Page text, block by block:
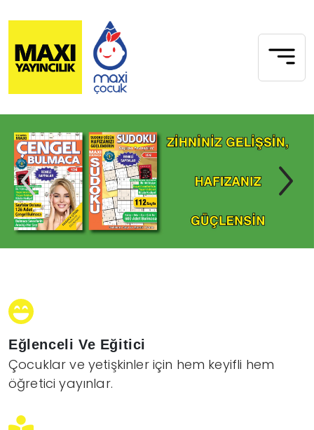
Eğlenceli Ve Eğitici
Çocuklar ve yetişkinler için hem keyifli hem
öğretici yayınlar.